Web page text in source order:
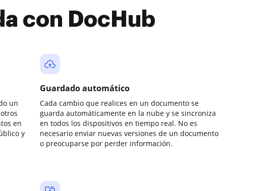
con DocHub
un
en
y
Guardado automático
Cada cambio que realices en un documento se
guarda automáticamente en la nube y se sincroniza
en todos los dispositivos en tiempo real. No es
necesario enviar nuevas versiones de un documento
o preocuparse por perder información.